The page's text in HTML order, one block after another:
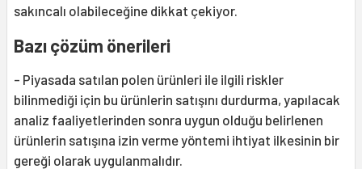
sakıncalı olabileceğine dikkat çekiyor.
Bazı çözüm önerileri
- Piyasada satılan polen ürünleri ile ilgili riskler
bilinmediği için bu ürünlerin satışını durdurma, yapılacak
analiz faaliyetlerinden sonra uygun olduğu belirlenen
ürünlerin satışına izin verme yöntemi ihtiyat ilkesinin bir
gereği olarak uygulanmalıdır.